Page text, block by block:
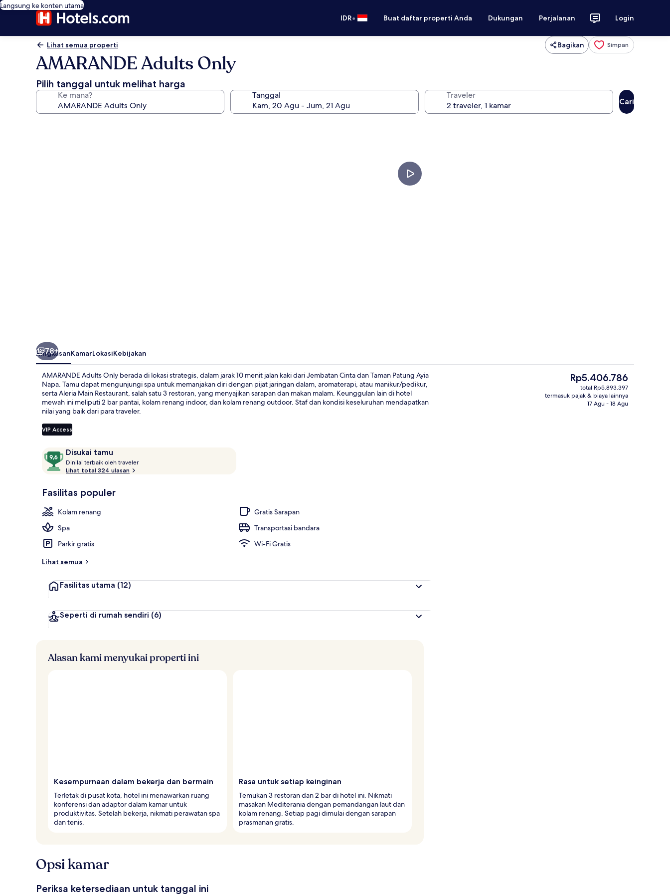
Langsung ke konten utama
IDR• Buat daftar properti Anda Dukungan Perjalanan Login
Lihat semua properti Bagikan Simpan
AMARANDE Adults Only
Pilih tanggal untuk melihat harga
Ke mana? Tanggal Traveler
Cari
Resepsionis Suite, pemandangan laut (Prestige
78+
RingkasanKamarLokasiKebijakan
AMARANDE Adults Only berada di lokasi strategis, dalam jarak 10 menit jalan kaki dari Jembatan Cinta dan Taman Patung Ayia
Napa. Tamu dapat mengunjungi spa untuk memanjakan diri dengan pijat jaringan dalam, aromaterapi, atau manikur/pedikur,
serta Aleria Main Restaurant, salah satu 3 restoran, yang menyajikan sarapan dan makan malam. Keunggulan lain di hotel
mewah ini meliputi 2 bar pantai, kolam renang indoor, dan kolam renang outdoor. Staf dan kondisi keseluruhan mendapatkan
nilai yang baik dari para traveler.
VIP Access
Ulasan Disukai tamu
9,6
dari
10,
tamu
Dinilai terbaik oleh traveler
i
l
r
Lihat total 324 ulasan
Fasilitas populer
Kolam renang
Gratis Sarapan
Spa
Transportasi bandara
Parkir gratis
Wi-Fi Gratis
Lihat semua
Fasilitas utama (12)
Seperti di rumah sendiri (6)
Harga
saat
ini
Rp5.406.786
Rp5.406.786
total Rp5.893.397
termasuk pajak & biaya lainnya
17 Agu - 18 Agu
Alasan kami menyukai properti ini
Kesempurnaan dalam bekerja dan bermain
Terletak di pusat kota, hotel ini menawarkan ruang
konferensi dan adaptor dalam kamar untuk
produktivitas. Setelah bekerja, nikmati perawatan spa
dan tenis.
Rasa untuk setiap keinginan
Temukan 3 restoran dan 2 bar di hotel ini. Nikmati
masakan Mediterania dengan pemandangan laut dan
kolam renang. Setiap pagi dimulai dengan sarapan
prasmanan gratis.
Opsi kamar
Periksa ketersediaan untuk tanggal ini